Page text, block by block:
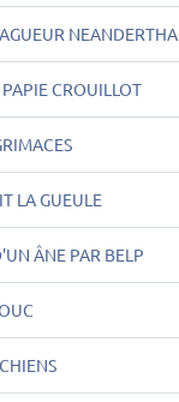
NEANDERTHA
CROUILLOT
LA GUEULE
ÂNE PAR BELP